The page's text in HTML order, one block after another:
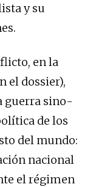
y su
en la
el dossier),
guerra sino-
de los
del mundo:
nacional
el régimen